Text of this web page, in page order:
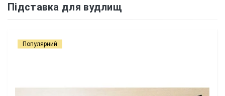
Підставка для вудлищ
Популярний